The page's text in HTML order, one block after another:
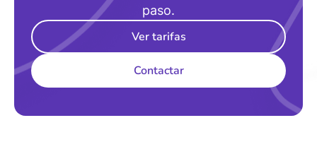
paso.
Ver tarifas
Contactar